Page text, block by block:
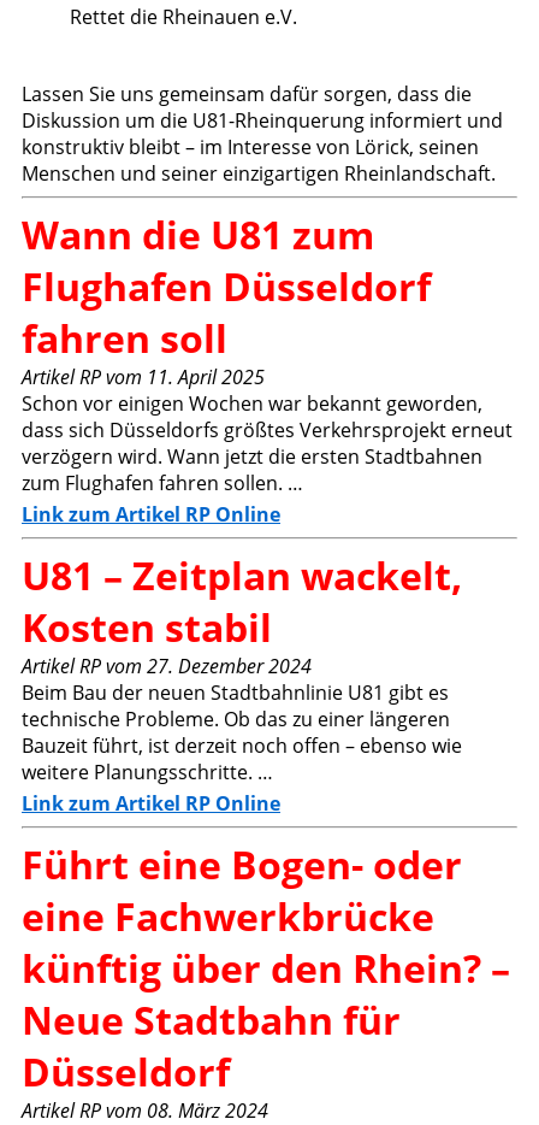
Rettet die Rheinauen e.V.
Lassen Sie uns gemeinsam dafür sorgen, dass die
Diskussion um die U81-Rheinquerung informiert und
konstruktiv bleibt – im Interesse von Lörick, seinen
Menschen und seiner einzigartigen Rheinlandschaft.
Wann die U81 zum
Flughafen Düsseldorf
fahren soll
Artikel RP vom 11. April 2025
Schon vor einigen Wochen war bekannt geworden,
dass sich Düsseldorfs größtes Verkehrsprojekt erneut
verzögern wird. Wann jetzt die ersten Stadtbahnen
zum Flughafen fahren sollen. …
Link zum Artikel RP Online
U81 – Zeitplan wackelt,
Kosten stabil
Artikel RP vom 27. Dezember 2024
Beim Bau der neuen Stadtbahnlinie U81 gibt es
technische Probleme. Ob das zu einer längeren
Bauzeit führt, ist derzeit noch offen – ebenso wie
weitere Planungsschritte. …
Link zum Artikel RP Online
Führt eine Bogen- oder
eine Fachwerkbrücke
künftig über den Rhein? –
Neue Stadtbahn für
Düsseldorf
Artikel RP vom 08. März 2024